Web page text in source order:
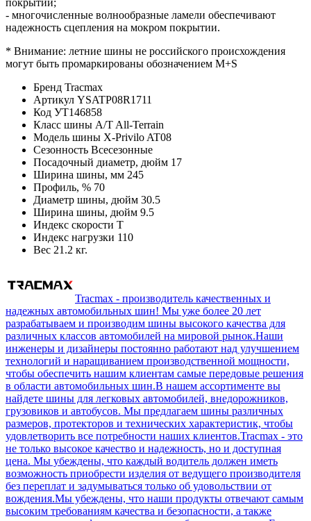
- многочисленные волнообразные ламели обеспечивают
надежность сцепления на мокром покрытии.
* Внимание: летние шины не российского происхождения
могут быть промаркированы обозначением M+S
Бренд Tracmax
Артикул YSATP08R1711
Код УТ146858
Класс шины A/T All-Terrain
Модель шины X-Privilo AT08
Сезонность Всесезонные
Посадочный диаметр, дюйм 17
Ширина шины, мм 245
Профиль, % 70
Диаметр шины, дюйм 30.5
Ширина шины, дюйм 9.5
Индекс скорости T
Индекс нагрузки 110
Вес 21.2 кг.
Tracmax - производитель качественных и
надежных автомобильных шин! Мы уже более 20 лет
разрабатываем и производим шины высокого качества для
различных классов автомобилей на мировой рынок.Наши
инженеры и дизайнеры постоянно работают над улучшением
технологий и наращиванием производственной мощности,
чтобы обеспечить нашим клиентам самые передовые решения
в области автомобильных шин.В нашем ассортименте вы
найдете шины для легковых автомобилей, внедорожников,
грузовиков и автобусов. Мы предлагаем шины различных
размеров, протекторов и технических характеристик, чтобы
удовлетворить все потребности наших клиентов.Tracmax - это
не только высокое качество и надежность, но и доступная
цена. Мы убеждены, что каждый водитель должен иметь
возможность приобрести изделия от ведущего производителя
без переплат и задумываться только об удовольствии от
вождения.Мы убеждены, что наши продукты отвечают самым
высоким требованиям качества и безопасности, а также